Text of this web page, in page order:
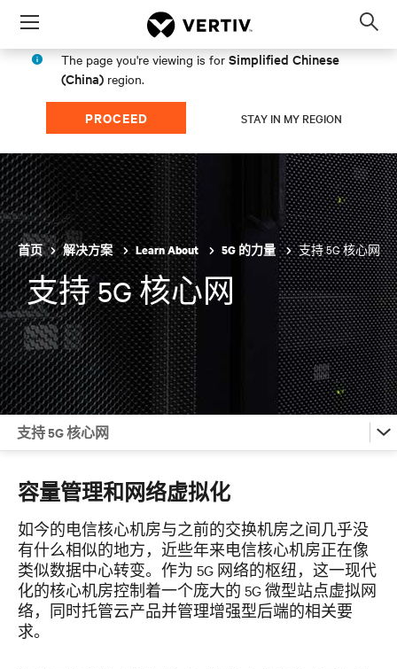
Menu
The page you're viewing is for Simplified Chinese
(China) region.
PROCEED STAY IN MY REGION
首页 解决方案 Learn About 5G 的力量 支持 5G 核心网
支持 5G 核心网
支持 5G 核心网
5G 的力量
5G 接入网
5G 与 边缘计算
支持 5G 核心网
容量管理和网络虚拟化
如今的电信核心机房与之前的交换机房之间几乎没
有什么相似的地方，近些年来电信核心机房正在像
类似数据中心转变。作为 5G 网络的枢纽，这一现代
化的核心机房控制着一个庞大的 5G 微型站点虚拟网
络，同时托管云产品并管理增强型后端的相关要
求。